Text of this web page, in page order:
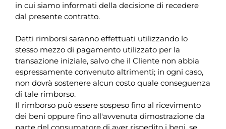
in cui siamo informati della decisione di recedere
dal presente contratto.
Detti rimborsi saranno effettuati utilizzando lo
stesso mezzo di pagamento utilizzato per la
transazione iniziale, salvo che il Cliente non abbia
espressamente convenuto altrimenti; in ogni caso,
non dovrà sostenere alcun costo quale conseguenza
di tale rimborso.
Il rimborso può essere sospeso fino al ricevimento
dei beni oppure fino all'avvenuta dimostrazione da